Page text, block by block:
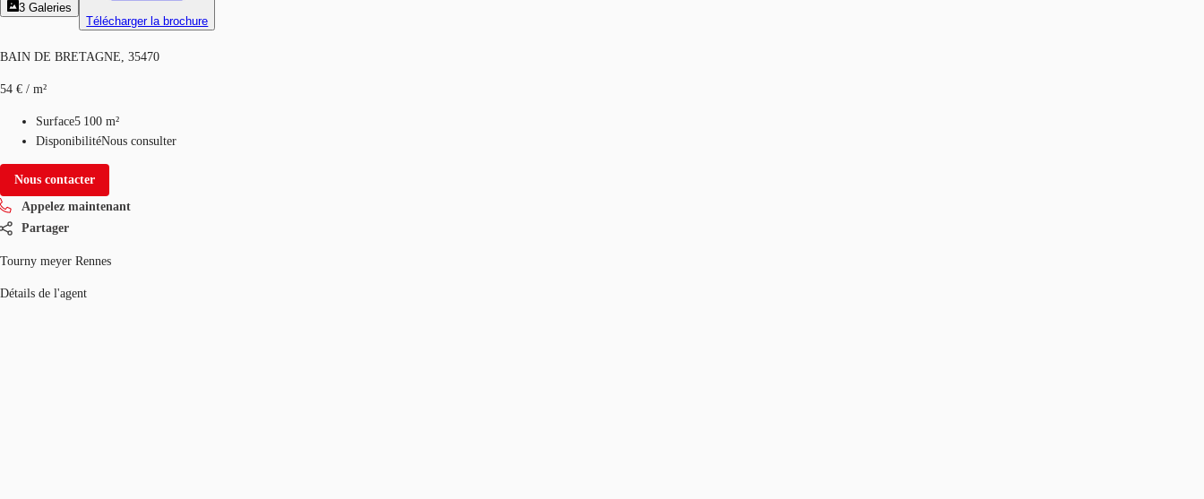
3 Galeries
Télécharger la brochure
BAIN DE BRETAGNE, 35470
54 € / m²
Surface5 100 m²
DisponibilitéNous consulter
Nous contacter
Appelez maintenant
Partager
Tourny meyer Rennes
Détails de l'agent